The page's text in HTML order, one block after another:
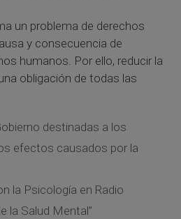
un problema de derechos
y consecuencia de
humanos. Por ello, reducir la
obligación de todas las
destinadas a los
efectos causados por la
la Psicología en Radio
la Salud Mental”